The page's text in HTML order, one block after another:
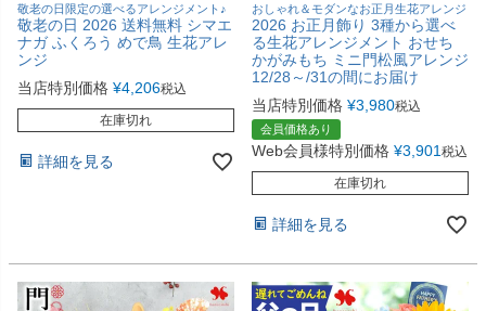
敬老の日限定の選べるアレンジメント♪
敬老の日 2026 送料無料 シマエ
ナガ ふくろう めで鳥 生花アレ
ンジ
当店特別価格 ¥4,206税込
在庫切れ
詳細を見る
おしゃれ＆モダンなお正月生花アレンジ
2026 お正月飾り 3種から選べ
る生花アレンジメント おせち
かがみもち ミニ門松風アレンジ
12/28～/31の間にお届け
当店特別価格 ¥3,980税込
会員価格あり
Web会員様特別価格 ¥3,901 税込
在庫切れ
詳細を見る